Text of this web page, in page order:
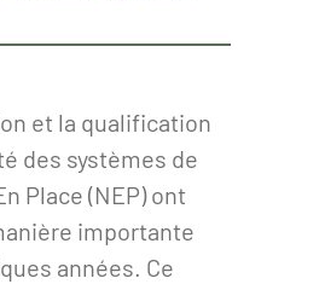
et la qualification
des systèmes de
Place (NEP) ont
importante
années. Ce